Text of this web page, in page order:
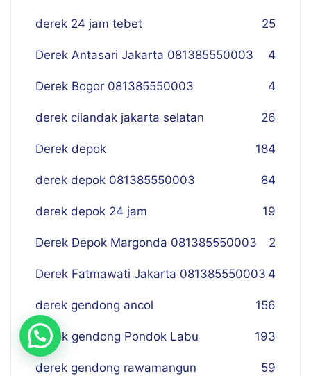
derek 24 jam tebet 25
Derek Antasari Jakarta 081385550003 4
Derek Bogor 081385550003 4
derek cilandak jakarta selatan 26
Derek depok 184
derek depok 081385550003 84
derek depok 24 jam 19
Derek Depok Margonda 081385550003 2
Derek Fatmawati Jakarta 081385550003 4
derek gendong ancol 156
Derek gendong Pondok Labu 193
derek gendong rawamangun 59